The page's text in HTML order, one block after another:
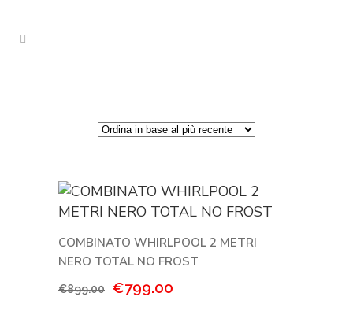
COMBINATO WHIRLPOOL 2 METRI
NERO TOTAL NO FROST
€899.00
Il
€799.00